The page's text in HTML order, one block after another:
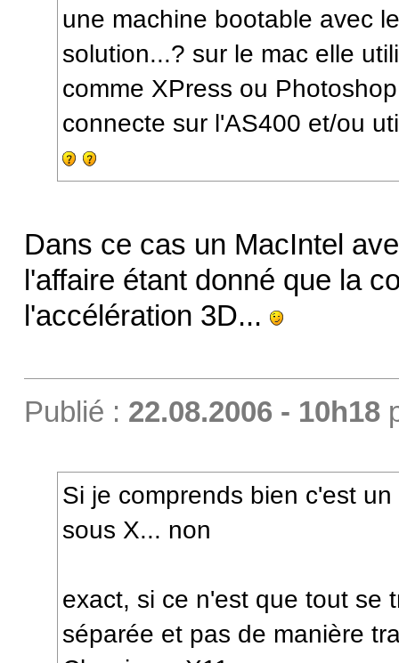
une machine bootable avec
solution...? sur le mac elle
comme XPress ou
connecte sur l'AS400 et/ou
Dans ce cas un MacIntel
l'affaire étant donné que la
l'accélération 3D...
Publié : 22.08.2006 - 10h18
Si je comprends bien c'est
sous X... non
exact, si ce n'est que tout se
séparée et pas de manière